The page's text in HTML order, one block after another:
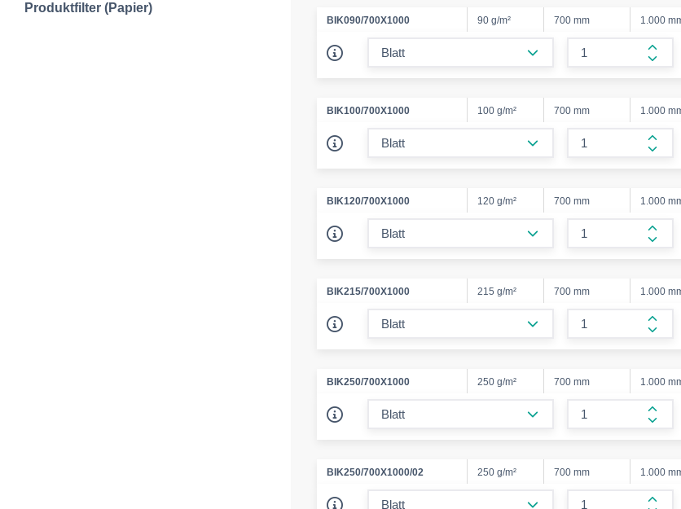
Produktfilter (Papier)
BIK090/700X1000 90 g/m² 700 mm 1.000
BIK100/700X1000 100 g/m² 700 mm 1.000
BIK120/700X1000 120 g/m² 700 mm 1.000
BIK215/700X1000 215 g/m² 700 mm 1.000
BIK250/700X1000 250 g/m² 700 mm 1.000
BIK250/700X1000/02 250 g/m² 700 mm 1.000